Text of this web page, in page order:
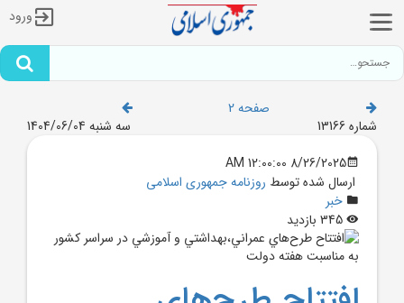
ورود
صفحه 2
شماره 13166
سه شنبه 1404/06/04
8/26/2025 12:00:00 AM
ارسال شده توسط روزنامه جمهوری اسلامی
خبر